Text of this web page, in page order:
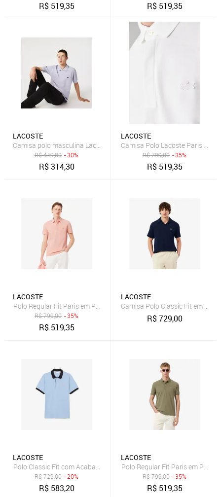
R$ 519,35 R$ 519,35
LACOSTE
Camisa polo masculina Lacoste mescla Cinza
R$449,00 - 30%
R$314,30
LACOSTE
Camisa Polo Lacoste Paris
R$799,00 - 35%
R$ 519,35
LACOSTE
Polo Regular Fit Paris em Piqué Stretch Rosa
R$799,00 - 35%
R$ 519,35
LACOSTE
Camisa Polo Classic Fit em
R$729,00
LACOSTE
Polo Classic Fit com Acabamento Canelado Contrastante Azul
R$729,00 - 20%
R$ 583,20
LACOSTE
Polo Regular Fit Paris em Piqué
R$799,00 - 35%
R$ 519,35